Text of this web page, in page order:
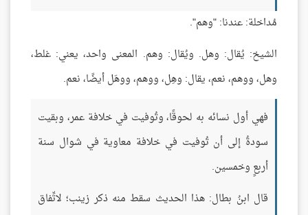
مُداخلة: عندنا: "وهم".
الشيخ: يُقال: وهل. ويُقال: وهم. المعنى واحد، يعني: غلط،
وهل، ووهم، نعم، يقال: وهِل، ووهم، ووهَل أيضًا، نعم.
فهي أول نسائه به لحوقًا، وتُوفيت في خلافة عمر، وبقيت
سودةُ إلى أن تُوفيت في خلافة معاوية في شوال سنة
أربعٍ وخمسين.
قال ابنُ بطال: هذا الحديث سقط منه ذكر زينب؛ لاتِّفاق